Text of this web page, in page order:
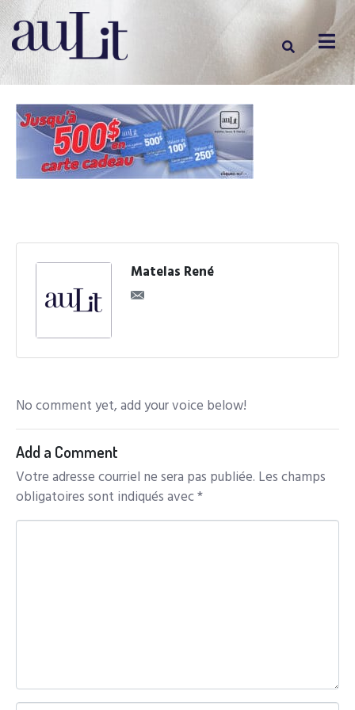
Matelas René
No comment yet, add your voice below!
Add a Comment
Votre adresse courriel ne sera pas publiée. Les champs
obligatoires sont indiqués avec*
C